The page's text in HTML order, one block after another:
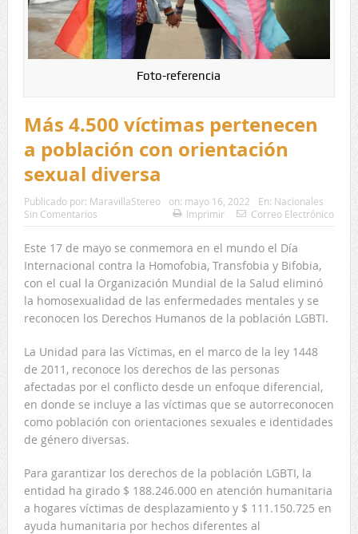
Foto-referencia
Más 4.500 víctimas pertenecen
a población con orientación
sexual diversa
Publicado por: MaravillaStereo on: mayo 16, 2022 En: Nacionales
Sin Comentarios
Imprimir Correo Electrónico
Este 17 de mayo se conmemora en el mundo el Día
Internacional contra la Homofobia, Transfobia y Bifobia,
con el cual la Organización Mundial de la Salud eliminó
la homosexualidad de las enfermedades mentales y se
reconocen los Derechos Humanos de la población LGBTI.
La Unidad para las Víctimas, en el marco de la ley 1448
de 2011, reconoce los derechos de las personas
afectadas por el conflicto desde un enfoque diferencial,
en donde se incluye a las víctimas que se autorreconocen
como población con orientaciones sexuales e identidades
de género diversas.
Para garantizar los derechos de la población LGBTI, la
entidad ha girado $ 188.246.000 en atención humanitaria
a hogares víctimas de desplazamiento y $ 111.150.725 en
ayuda humanitaria por hechos diferentes al